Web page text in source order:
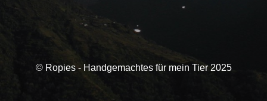
© Ropies - Handgemachtes für mein Tier 2025